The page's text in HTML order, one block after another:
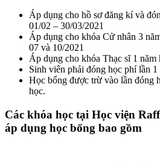
Áp dụng cho hồ sơ đăng kí và
01/02 – 30/03/2021
Áp dụng cho khóa Cử nhân 3
07 và 10/2021
Áp dụng cho khóa Thạc sĩ 1 năm
Sinh viên phải đóng học phí lần
Học bổng được trừ vào lần đóng
học.
Các khóa học tại Học viện
áp dụng học bổng bao gồm